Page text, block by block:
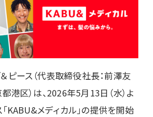
ピース（代表取締役社長：前澤友
港区）は、2026年5月13日（水）よ
「KABU&メディカル」の提供を開始